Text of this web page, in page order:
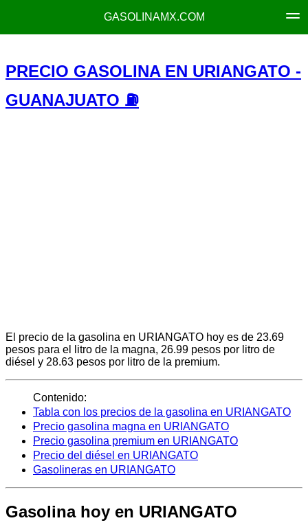
GASOLINAMX.COM
PRECIO GASOLINA EN URIANGATO -
GUANAJUATO ⛽
El precio de la gasolina en URIANGATO hoy es de 23.69
pesos para el litro de la magna, 26.99 pesos por litro de
diésel y 28.63 pesos por litro de la premium.
Contenido:
Tabla con los precios de la gasolina en URIANGATO
Precio gasolina magna en URIANGATO
Precio gasolina premium en URIANGATO
Precio del diésel en URIANGATO
Gasolineras en URIANGATO
Gasolina hoy en URIANGATO